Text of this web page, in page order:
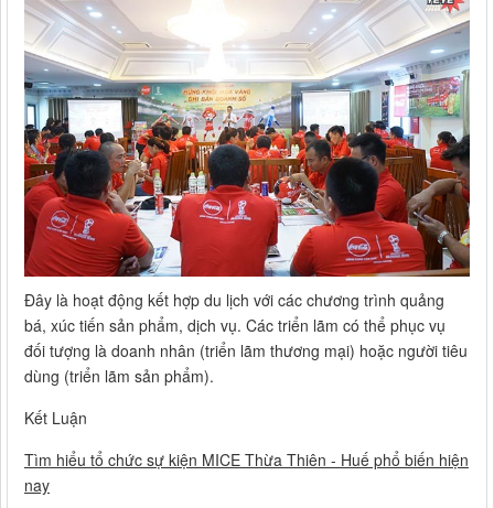
Đây là hoạt động kết hợp du lịch với các chương trình quảng
bá, xúc tiến sản phẩm, dịch vụ. Các triển lãm có thể phục vụ
đối tượng là doanh nhân (triển lãm thương mại) hoặc người tiêu
dùng (triển lãm sản phẩm).
Kết Luận
Tìm hiểu tổ chức sự kiện MICE Thừa Thiên - Huế phổ biến hiện
nay